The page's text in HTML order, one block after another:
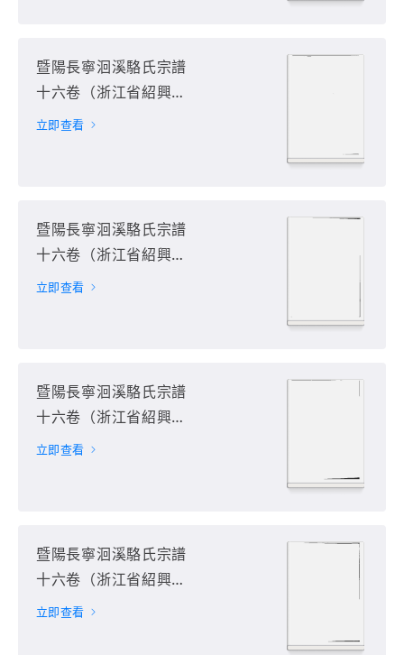
暨陽長寧洄溪駱氏宗譜
十六卷（浙江省紹興市
諸暨市）第13册
立即查看
暨陽長寧洄溪駱氏宗譜
十六卷（浙江省紹興市
諸暨市）第14册
立即查看
暨陽長寧洄溪駱氏宗譜
十六卷（浙江省紹興市
諸暨市）第15册
立即查看
暨陽長寧洄溪駱氏宗譜
十六卷（浙江省紹興市
諸暨市）第16册
立即查看